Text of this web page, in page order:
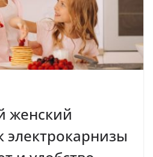
женский
электрокарнизы